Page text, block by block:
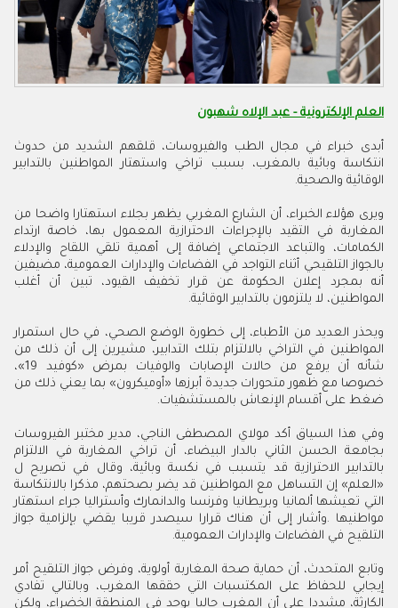
العلم الإلكترونية - عبد الإلاه شهبون
أبدى خبراء في مجال الطب والفيروسات، قلقهم الشديد من حدوث
انتكاسة وبائية بالمغرب، بسبب تراخي واستهتار المواطنين بالتدابير
الوقائية والصحية.
ويرى هؤلاء الخبراء، أن الشارع المغربي يظهر بجلاء استهتارا واضحا من
المغاربة في التقيد بالإجراءات الاحترازية المعمول بها، خاصة ارتداء
الكمامات، والتباعد الاجتماعي إضافة إلى أهمية تلقي اللقاح والإدلاء
بالجواز التلقيحي أثناء التواجد في الفضاءات والإدارات العمومية، مضيفين
أنه بمجرد إعلان الحكومة عن قرار تخفيف القيود، تبين أن أغلب
المواطنين، لا يلتزمون بالتدابير الوقائية.
ويحذر العديد من الأطباء، إلى خطورة الوضع الصحي، في حال استمرار
المواطنين في التراخي بالالتزام بتلك التدابير، مشيرين إلى أن ذلك من
شأنه أن يرفع من حالات الإصابات والوفيات بمرض «كوفيد 19»،
خصوصا مع ظهور متحورات جديدة أبرزها «أوميكرون» بما يعني ذلك من
ضغط على أقسام الإنعاش بالمستشفيات.
وفي هذا السياق أكد مولاي المصطفى الناجي، مدير مختبر الفيروسات
بجامعة الحسن الثاني بالدار البيضاء، أن تراخي المغاربة في الالتزام
بالتدابير الاحترازية قد يتسبب في نكسة وبائية، وقال في تصريح ل
«العلم» إن التساهل مع المواطنين قد يضر بصحتهم، مذكرا بالانتكاسة
التي تعيشها ألمانيا وبريطانيا وفرنسا والدانمارك وأستراليا جراء استهتار
مواطنيها .وأشار إلى أن هناك قرارا سيصدر قريبا يقضي بإلزامية جواز
التلقيح في الفضاءات والإدارات العمومية.
وتابع المتحدث، أن حماية صحة المغاربة أولوية، وفرض جواز التلقيح أمر
إيجابي للحفاظ على المكتسبات التي حققها المغرب، وبالتالي تفادي
الكارثة، مشددا على أن المغرب حاليا يوجد في المنطقة الخضراء، ولكن